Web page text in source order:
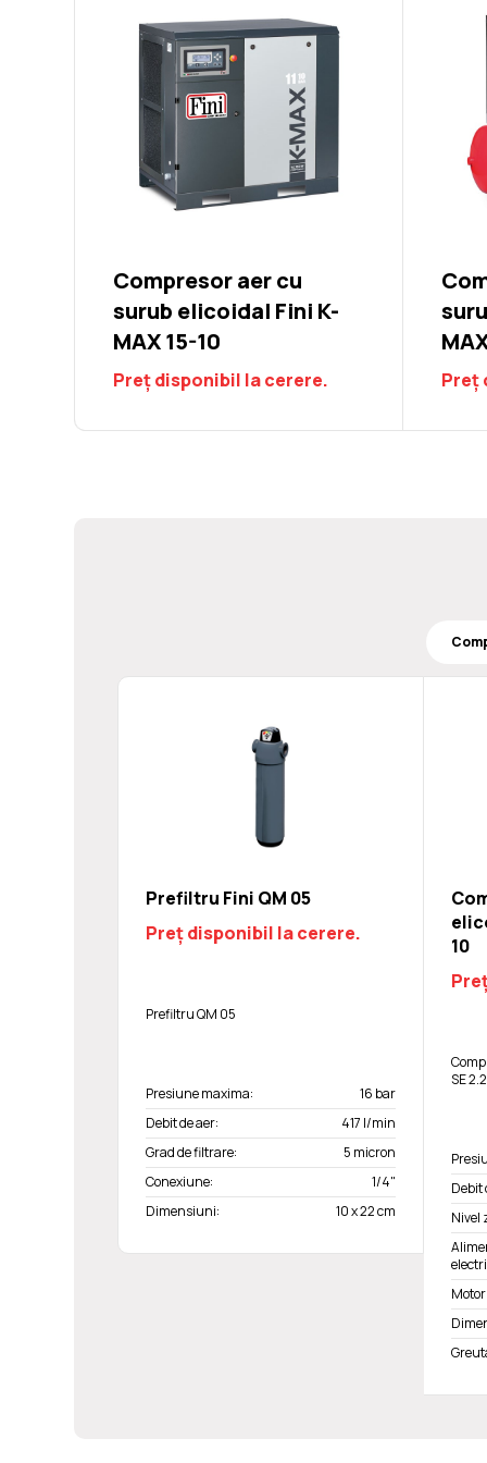
Compresor aer cu
surub elicoidal Fini K-
MAX 15-10
Preț disponibil la cerere. Preț
Prefiltru Fini QM 05
Preț disponibil la cerere.
Prefiltru QM 05
Presiune maxima:
16 bar
Debit de aer:
417 l/min
Grad de filtrare:
5 micron
Conexiune:
1/4"
Dimensiuni:
10 x 22 cm
10
SE
Debit
Nivel